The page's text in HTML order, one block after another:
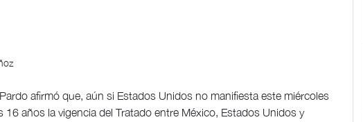
afirmó que, aún si Estados Unidos no manifiesta este miércoles
años la vigencia del Tratado entre México, Estados Unidos y